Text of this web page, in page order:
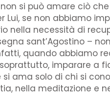
si può amare ciò
Lui, se non abbiamo
nella necessità di
sant’Agostino –
quando abbiamo
imparare a
ama solo di chi si
nella meditazione